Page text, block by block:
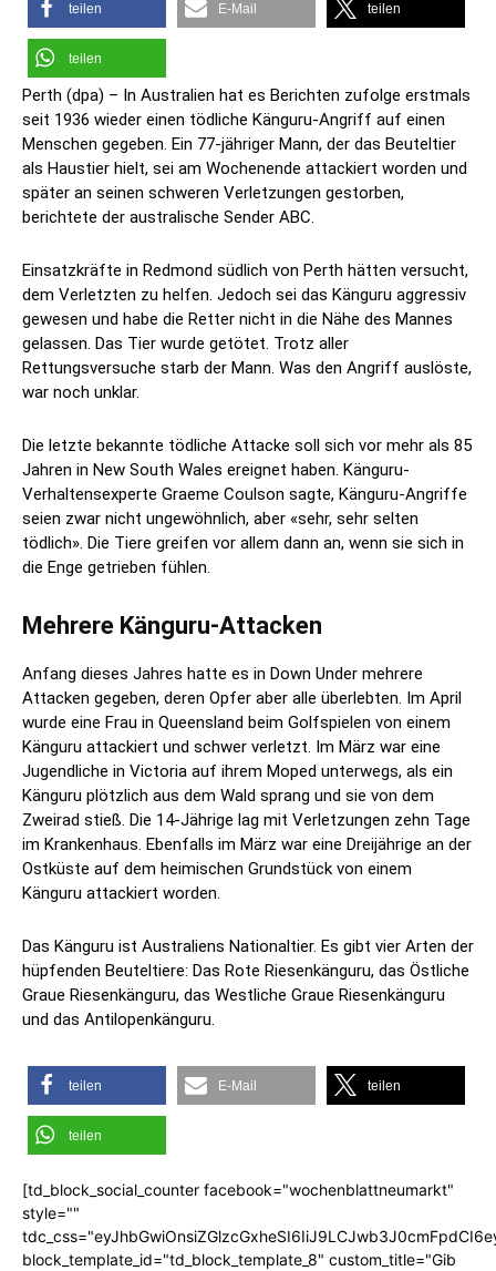
teilen E-Mail teilen
teilen
Perth (dpa) – In Australien hat es Berichten zufolge erstmals
seit 1936 wieder einen tödliche Känguru-Angriff auf einen
Menschen gegeben. Ein 77-jähriger Mann, der das Beuteltier
als Haustier hielt, sei am Wochenende attackiert worden und
später an seinen schweren Verletzungen gestorben,
berichtete der australische Sender ABC.
Einsatzkräfte in Redmond südlich von Perth hätten versucht,
dem Verletzten zu helfen. Jedoch sei das Känguru aggressiv
gewesen und habe die Retter nicht in die Nähe des Mannes
gelassen. Das Tier wurde getötet. Trotz aller
Rettungsversuche starb der Mann. Was den Angriff auslöste,
war noch unklar.
Die letzte bekannte tödliche Attacke soll sich vor mehr als 85
Jahren in New South Wales ereignet haben. Känguru-
Verhaltensexperte Graeme Coulson sagte, Känguru-Angriffe
seien zwar nicht ungewöhnlich, aber «sehr, sehr selten
tödlich». Die Tiere greifen vor allem dann an, wenn sie sich in
die Enge getrieben fühlen.
Mehrere Känguru-Attacken
Anfang dieses Jahres hatte es in Down Under mehrere
Attacken gegeben, deren Opfer aber alle überlebten. Im April
wurde eine Frau in Queensland beim Golfspielen von einem
Känguru attackiert und schwer verletzt. Im März war eine
Jugendliche in Victoria auf ihrem Moped unterwegs, als ein
Känguru plötzlich aus dem Wald sprang und sie von dem
Zweirad stieß. Die 14-Jährige lag mit Verletzungen zehn Tage
im Krankenhaus. Ebenfalls im März war eine Dreijährige an der
Ostküste auf dem heimischen Grundstück von einem
Känguru attackiert worden.
Das Känguru ist Australiens Nationaltier. Es gibt vier Arten der
hüpfenden Beuteltiere: Das Rote Riesenkänguru, das Östliche
Graue Riesenkänguru, das Westliche Graue Riesenkänguru
und das Antilopenkänguru.
teilen E-Mail teilen
teilen
[td_block_social_counter facebook="wochenblattneumarkt"
style=""
block_template_id="td_block_template_8" custom_title="Gib